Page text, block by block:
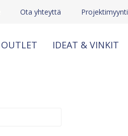
Ota yhteyttä Projektimyynti
OUTLET IDEAT & VINKIT